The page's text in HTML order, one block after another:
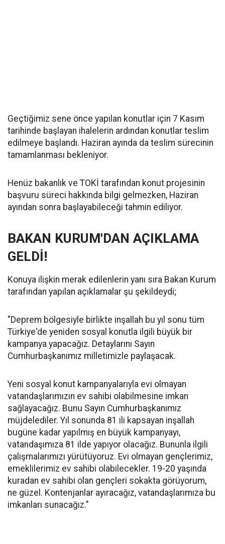
Geçtiğimiz sene önce yapılan konutlar için 7 Kasım
tarihinde başlayan ihalelerin ardından konutlar teslim
edilmeye başlandı. Haziran ayında da teslim sürecinin
tamamlanması bekleniyor.
Henüz bakanlık ve TOKİ tarafından konut projesinin
başvuru süreci hakkında bilgi gelmezken, Haziran
ayından sonra başlayabileceği tahmin ediliyor.
BAKAN KURUM'DAN AÇIKLAMA
GELDİ!
Konuya ilişkin merak edilenlerin yanı sıra Bakan Kurum
tarafından yapılan açıklamalar şu şekildeydi;
"Deprem bölgesiyle birlikte inşallah bu yıl sonu tüm
Türkiye'de yeniden sosyal konutla ilgili büyük bir
kampanya yapacağız. Detaylarını Sayın
Cumhurbaşkanımız milletimizle paylaşacak.
Yeni sosyal konut kampanyalarıyla evi olmayan
vatandaşlarımızın ev sahibi olabilmesine imkan
sağlayacağız. Bunu Sayın Cumhurbaşkanımız
müjdelediler. Yıl sonunda 81 ili kapsayan inşallah
bugüne kadar yapılmış en büyük kampanyayı,
vatandaşımıza 81 ilde yapıyor olacağız. Bununla ilgili
çalışmalarımızı yürütüyoruz. Evi olmayan gençlerimiz,
emeklilerimiz ev sahibi olabilecekler. 19-20 yaşında
kuradan ev sahibi olan gençleri sokakta görüyorum,
ne güzel. Kontenjanlar ayıracağız, vatandaşlarımıza bu
imkanları sunacağız."